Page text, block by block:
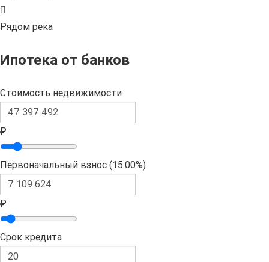
Рядом река
Ипотека от банков
Стоимость недвижимости
₽
Первоначальный взнос (15.00%)
₽
Срок кредита